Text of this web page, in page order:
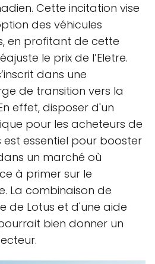
Cette incitation vise
des véhicules
en profitant de cette
le prix de l’Eletre.
dans une
de transition vers la
effet, disposer d'un
pour les acheteurs de
essentiel pour booster
un marché où
à primer sur le
La combinaison de
de Lotus et d'une aide
bien donner un